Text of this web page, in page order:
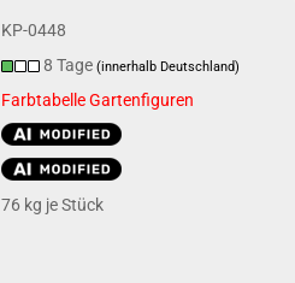
KP-0448
8 Tage(innerhalb Deutschland)
Farbtabelle Gartenfiguren
76 kg je Stück